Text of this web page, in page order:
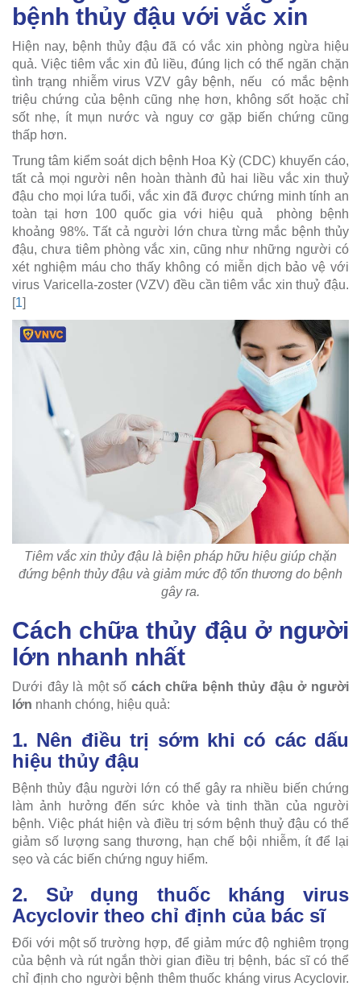
bệnh thủy đậu với vắc xin
Hiện nay, bệnh thủy đậu đã có vắc xin phòng ngừa hiệu
quả. Việc tiêm vắc xin đủ liều, đúng lịch có thể ngăn chặn
tình trạng nhiễm virus VZV gây bệnh, nếu có mắc bệnh
triệu chứng của bệnh cũng nhẹ hơn, không sốt hoặc chỉ
sốt nhẹ, ít mụn nước và nguy cơ gặp biến chứng cũng
thấp hơn.
Trung tâm kiểm soát dịch bệnh Hoa Kỳ (CDC) khuyến cáo,
tất cả mọi người nên hoàn thành đủ hai liều vắc xin thuỷ
đậu cho mọi lứa tuổi, vắc xin đã được chứng minh tính an
toàn tại hơn 100 quốc gia với hiệu quả phòng bệnh
khoảng 98%. Tất cả người lớn chưa từng mắc bệnh thủy
đậu, chưa tiêm phòng vắc xin, cũng như những người có
xét nghiệm máu cho thấy không có miễn dịch bảo vệ với
virus Varicella-zoster (VZV) đều cần tiêm vắc xin thuỷ đậu.
[1]
Tiêm vắc xin thủy đậu là biện pháp hữu hiệu giúp chặn
đứng bệnh thủy đậu và giảm mức độ tổn thương do bệnh
gây ra.
Cách chữa thủy đậu ở người
lớn nhanh nhất
Dưới đây là một số cách chữa bệnh thủy đậu ở người
lớn nhanh chóng, hiệu quả:
1. Nên điều trị sớm khi có các dấu
hiệu thủy đậu
Bệnh thủy đậu người lớn có thể gây ra nhiều biến chứng
làm ảnh hưởng đến sức khỏe và tinh thần của người
bệnh. Việc phát hiện và điều trị sớm bệnh thuỷ đậu có thể
giảm số lượng sang thương, hạn chế bội nhiễm, ít để lại
sẹo và các biến chứng nguy hiểm.
2. Sử dụng thuốc kháng virus
Acyclovir theo chỉ định của bác sĩ
Đối với một số trường hợp, để giảm mức độ nghiêm trọng
của bệnh và rút ngắn thời gian điều trị bệnh, bác sĩ có thể
chỉ định cho người bệnh thêm thuốc kháng virus Acyclovir.